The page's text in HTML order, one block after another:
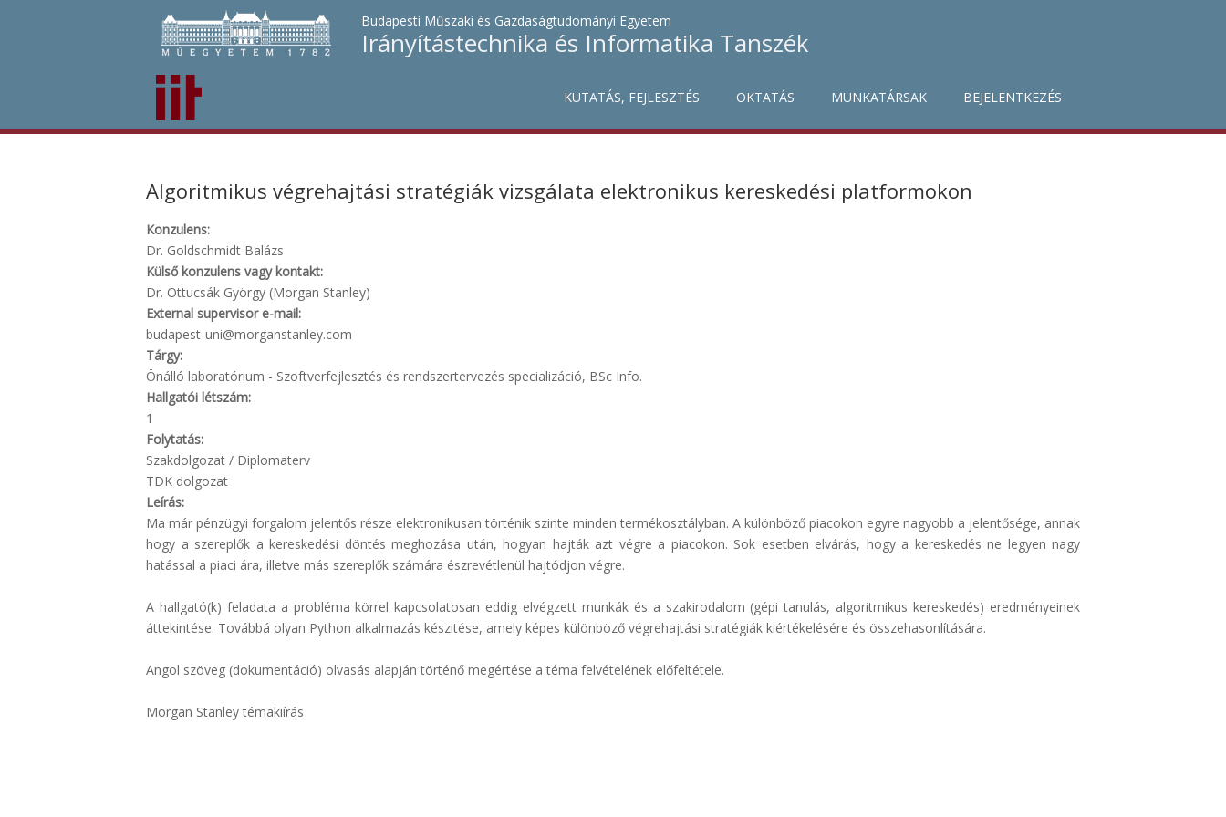
Budapesti Műszaki és Gazdaságtudományi Egyetem
Irányítástechnika és Informatika Tanszék
KUTATÁS, FEJLESZTÉS OKTATÁS MUNKATÁRSAK BEJELENTKEZÉS
Algoritmikus végrehajtási stratégiák vizsgálata elektronikus kereskedési platformokon
Konzulens:
Dr. Goldschmidt Balázs
Külső konzulens vagy kontakt:
Dr. Ottucsák György (Morgan Stanley)
External supervisor e-mail:
budapest-uni@morganstanley.com
Tárgy:
Önálló laboratórium - Szoftverfejlesztés és rendszertervezés specializáció, BSc Info.
Hallgatói létszám:
1
Folytatás:
Szakdolgozat / Diplomaterv
TDK dolgozat
Leírás:
Ma már pénzügyi forgalom jelentős része elektronikusan történik szinte minden termékosztályban. A különböző piacokon egyre nagyobb a jelentősége, annak
hogy a szereplők a kereskedési döntés meghozása után, hogyan hajták azt végre a piacokon. Sok esetben elvárás, hogy a kereskedés ne legyen nagy
hatással a piaci ára, illetve más szereplők számára észrevétlenül hajtódjon végre.
A hallgató(k) feladata a probléma körrel kapcsolatosan eddig elvégzett munkák és a szakirodalom (gépi tanulás, algoritmikus kereskedés) eredményeinek
áttekintése. Továbbá olyan Python alkalmazás készitése, amely képes különböző végrehajtási stratégiák kiértékelésére és összehasonlítására.
Angol szöveg (dokumentáció) olvasás alapján történő megértése a téma felvételének előfeltétele.
Morgan Stanley témakiírás